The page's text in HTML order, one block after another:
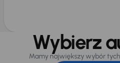
Wybierz
Mamy największy wybór